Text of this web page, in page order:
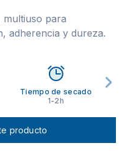
multiuso para
adherencia y dureza.
Tiempo de secado
1-2h
producto